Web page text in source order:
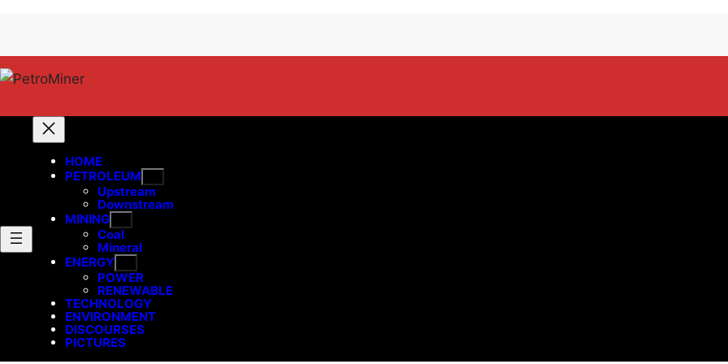
konten
content
HOME
PETROLEUM
Upstream
Downstream
MINING
Coal
Mineral
ENERGY
POWER
RENEWABLE
TECHNOLOGY
ENVIRONMENT
DISCOURSES
PICTURES